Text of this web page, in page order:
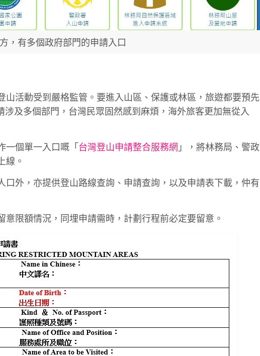
，有多個政府部門的申請入口
活動受到嚴格監管。要進入山區、保護或林區，旅遊都要預先
及多個部門，台灣民眾固然感到麻煩，海外旅客更加無從入
一個單一入口嘅「 台灣登山申請整合服務網 」，將林務局、警政
線。
外，亦提供登山路線查詢、申請查詢，以及申請表下載，仲有
限額情況，同埋申請需時，計劃行程前必定要留意。